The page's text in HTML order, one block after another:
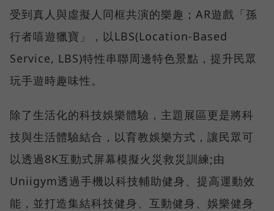
受到真人與虛擬人同框共演的樂趣；AR遊戲「孫
行者嘻遊獵寶」，以LBS(Location-Based
Service, LBS)特性串聯周邊特色景點，提升民眾
玩手遊時趣味性。
除了生活化的科技娛樂體驗，主題展區更是將科
技與生活體驗結合，以育教娛樂方式，讓民眾可
以透過8K互動式屏幕模擬火災救災訓練;由
Uniigym透過手機以科技輔助健身、提高運動效
能，並打造集結科技健身、互動健身、娛樂健身